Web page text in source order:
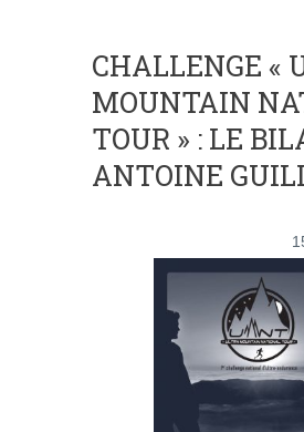
CHALLENGE «
MOUNTAIN
TOUR » : LE
ANTOINE